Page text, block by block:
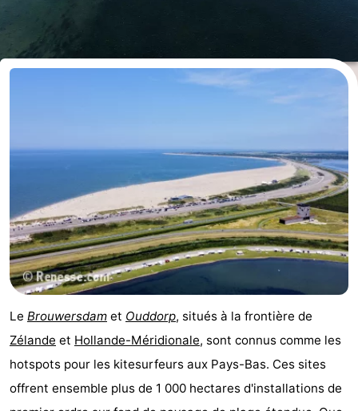
-
Ginsterveld
Julianahoeve
-
Livingstone
-
Port
Greve
-
Port
Zélande
-
Resort
Le Brouwersdam et Ouddorp, situés à la frontière de
Zélande et Hollande-Méridionale, sont connus comme les
hotspots pour les kitesurfeurs aux Pays-Bas. Ces sites
offrent ensemble plus de 1 000 hectares d'installations de